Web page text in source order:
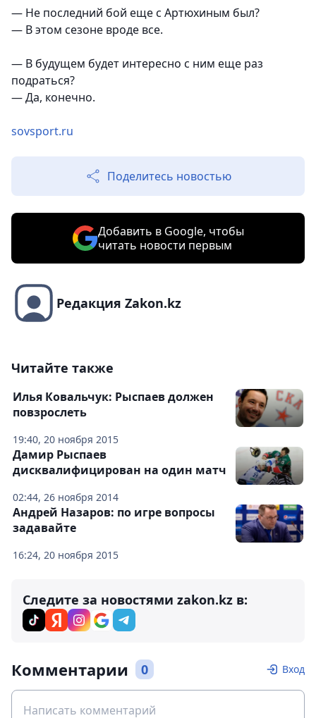
— Не последний бой еще с Артюхиным был?
— В этом сезоне вроде все.
— В будущем будет интересно с ним еще раз
подраться?
— Да, конечно.
sovsport.ru
Поделитесь новостью
Добавить в Google, чтобы
читать новости первым
Редакция Zakon.kz
Читайте также
19:40, 20 ноября 2015
Илья Ковальчук: Рыспаев должен
повзрослеть
02:44, 26 ноября 2014
Дамир Рыспаев
дисквалифицирован на один матч
16:24, 20 ноября 2015
Андрей Назаров: по игре вопросы
задавайте
Следите за новостями zakon.kz в:
Комментарии 0 Вход